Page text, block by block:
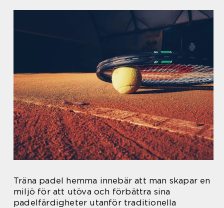
Träna padel hemma innebär att man skapar en
miljö för att utöva och förbättra sina
padelfärdigheter utanför traditionella